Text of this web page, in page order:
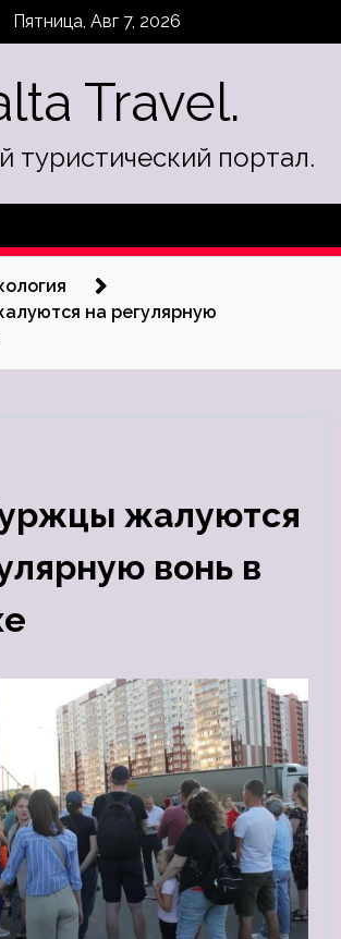
Пятница, Авг 7, 2026
Travel.
туристический портал.
на регулярную
жалуются
вонь в